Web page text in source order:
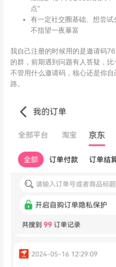
点”
有一定社交圈基础、想尝试
不指望一夜暴富
我自己注册的时候用的是邀请码
的群，前期遇到问题有人答疑，
不管用什么邀请码，核心还是你
路。